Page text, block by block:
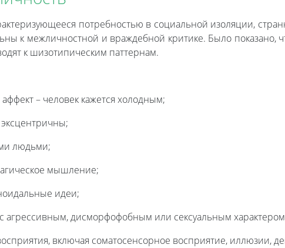
потребностью в социальной изоляции,
к межличностной и враждебной критике. Было показано,
к шизотипическим паттернам.
– человек кажется холодным;
людьми;
мышление;
идеи;
агрессивным, дисморфофобным или сексуальным
включая соматосенсорное восприятие, иллюзии,